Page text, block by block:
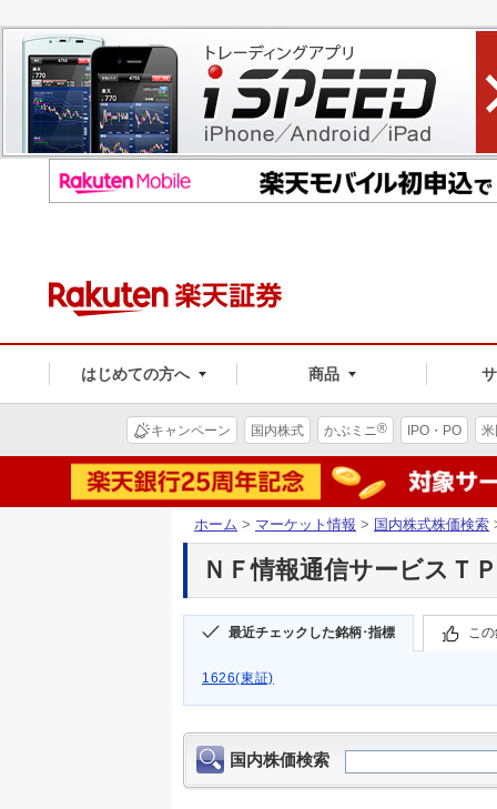
はじめての方へ 商品
キャンペーン 国内株式 かぶミニ® IPO・PO
ホーム > マーケット情報 > 国内株式株価検索
ＮＦ情報通信サービスＴ
最近チェックした銘柄･指標 こ
1626(東証)